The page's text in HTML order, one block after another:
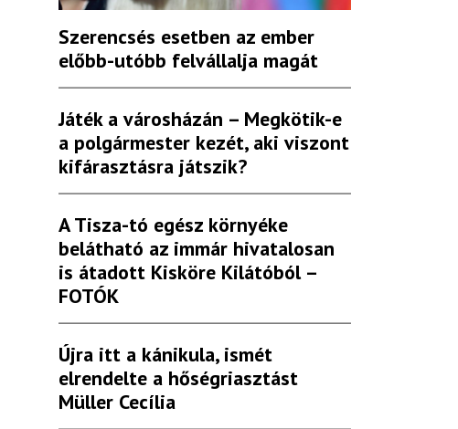
Szerencsés esetben az ember
előbb-utóbb felvállalja magát
Játék a városházán – Megkötik-e
a polgármester kezét, aki viszont
kifárasztásra játszik?
A Tisza-tó egész környéke
belátható az immár hivatalosan
is átadott Kisköre Kilátóból –
FOTÓK
Újra itt a kánikula, ismét
elrendelte a hőségriasztást
Müller Cecília